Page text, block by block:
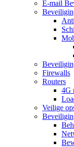
E-mail
Firewalls
Routers
4G
Veilige